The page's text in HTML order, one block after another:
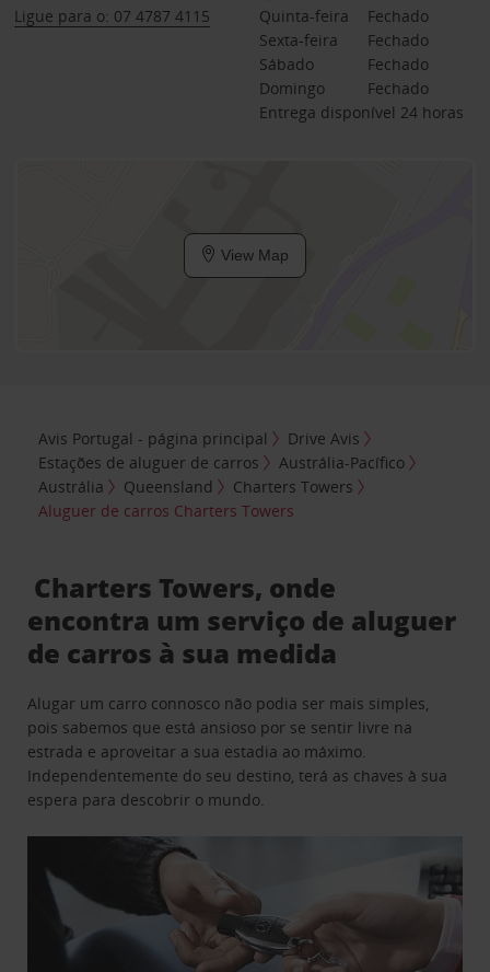
Ligue para o: 07 4787 4115
Quinta-feira
Fechado
Sexta-feira
Fechado
Sábado
Fechado
Domingo
Fechado
Entrega disponível 24 horas
View Map
Avis Portugal - página principal
Drive Avis
Estações de aluguer de carros
Austrália-Pacífico
Austrália
Queensland
Charters Towers
Aluguer de carros Charters Towers
Charters Towers, onde
encontra um serviço de aluguer
de carros à sua medida
Alugar um carro connosco não podia ser mais simples,
pois sabemos que está ansioso por se sentir livre na
estrada e aproveitar a sua estadia ao máximo.
Independentemente do seu destino, terá as chaves à sua
espera para descobrir o mundo.